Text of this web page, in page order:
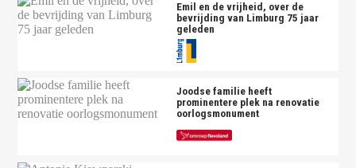
Emil en de vrijheid, over de
bevrijding van Limburg 75 jaar
geleden
Joodse familie heeft
prominentere plek na renovatie
oorlogsmonument